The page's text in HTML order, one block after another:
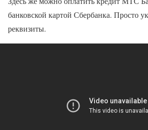
банковской картой Сбербанка. Просто
реквизиты.